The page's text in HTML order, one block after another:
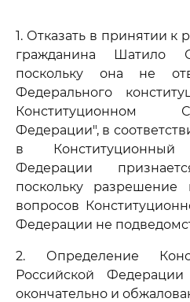
1. Отказать в принятии
гражданина Шатило
поскольку она не
Федерального
Конституционном
Федерации", в
в
Федерации
поскольку
вопросов
Федерации не
2. Определение
Российской
окончательно и